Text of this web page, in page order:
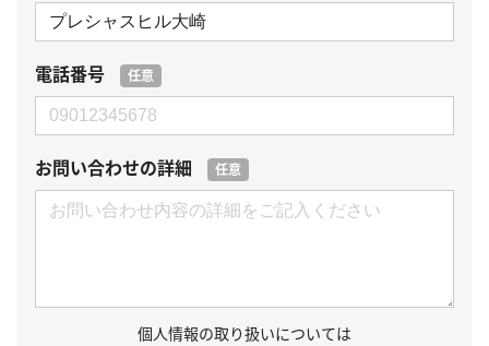
電話番号 任意
お問い合わせの詳細 任意
個人情報の取り扱いについては